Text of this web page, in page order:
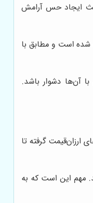
ایجاد حس آرامش
شده است و مطابق با
آن‌ها دشوار باشد.
گرفته تا
مهم این است که به